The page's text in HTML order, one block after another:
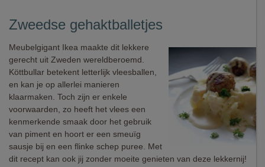
Zweedse gehaktballetjes
Meubelgigant Ikea maakte dit lekkere
gerecht uit Zweden wereldberoemd.
Köttbullar betekent letterlijk vleesballen,
en kan je op allerlei manieren
klaarmaken. Toch zijn er enkele
voorwaarden, zo heeft het vlees een
kenmerkende smaak door het gebruik
van piment en hoort er een smeuïg
sausje bij en een flinke schep puree. Met
dit recept kan ook jij zonder moeite genieten van deze lekkernij!